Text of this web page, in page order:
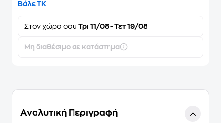
Βάλε ΤΚ
Στον χώρο σου Τρι 11/08 - Τετ 19/08
Μη διαθέσιμο σε κατάστημα
Αναλυτική Περιγραφή